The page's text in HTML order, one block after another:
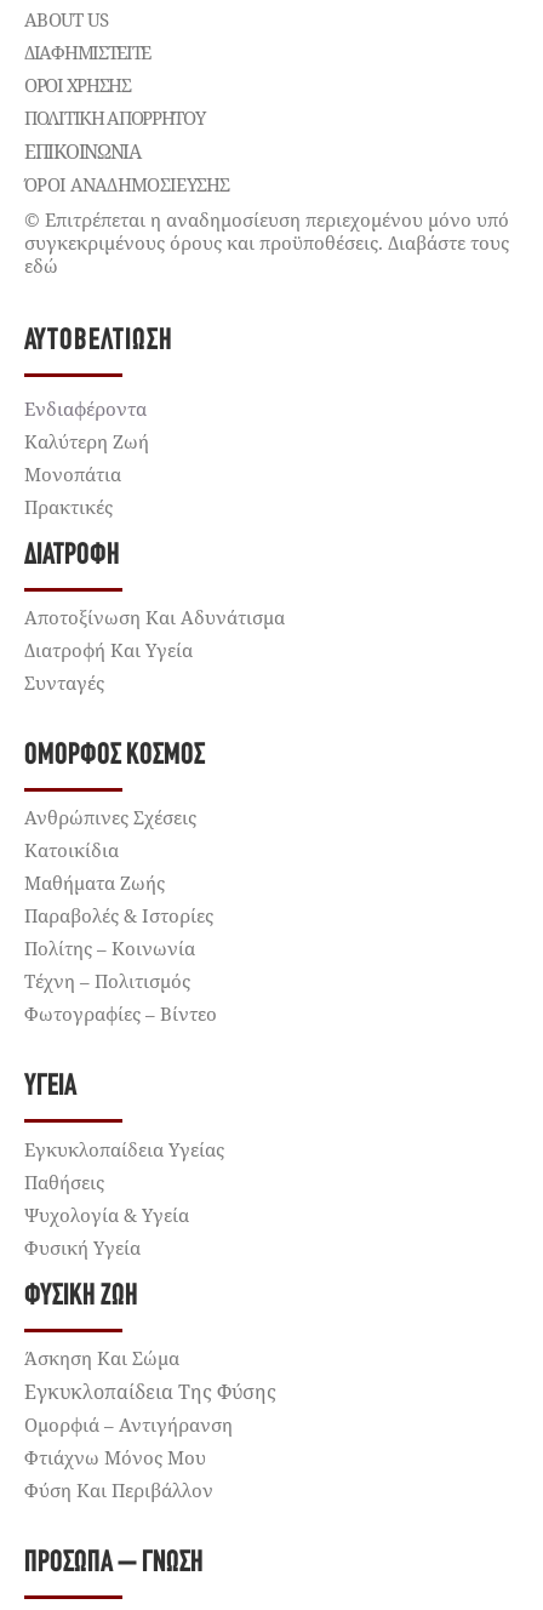
ABOUT US
ΔΙΑΦΗΜΙΣΤΕΊΤΕ
ΌΡΟΙ ΧΡΉΣΗΣ
ΠΟΛΙΤΙΚΉ ΑΠΟΡΡΉΤΟΥ
ΕΠΙΚΟΙΝΩΝΊΑ
ΌΡΟΙ ΑΝΑΔΗΜΟΣΙΕΥΣΗΣ
© Επιτρέπεται η αναδημοσίευση περιεχομένου μόνο υπό
συγκεκριμένους όρους και προϋποθέσεις. Διαβάστε τους
εδώ
ΑΥΤΟΒΕΛΤΊΩΣΗ
Ενδιαφέροντα
Καλύτερη Ζωή
Μονοπάτια
Πρακτικές
ΔΙΑΤΡΟΦΉ
Αποτοξίνωση Και Αδυνάτισμα
Διατροφή Και Υγεία
Συνταγές
ΌΜΟΡΦΟΣ ΚΌΣΜΟΣ
Ανθρώπινες Σχέσεις
Κατοικίδια
Μαθήματα Ζωής
Παραβολές & Ιστορίες
Πολίτης – Κοινωνία
Τέχνη – Πολιτισμός
Φωτογραφίες – Βίντεο
ΥΓΕΊΑ
Εγκυκλοπαίδεια Υγείας
Παθήσεις
Ψυχολογία & Υγεία
Φυσική Υγεία
ΦΥΣΙΚΉ ΖΩΉ
Άσκηση Και Σώμα
Εγκυκλοπαίδεια Της Φύσης
Ομορφιά – Αντιγήρανση
Φτιάχνω Μόνος Μου
Φύση Και Περιβάλλον
ΠΡΌΣΩΠΑ – ΓΝΏΣΗ